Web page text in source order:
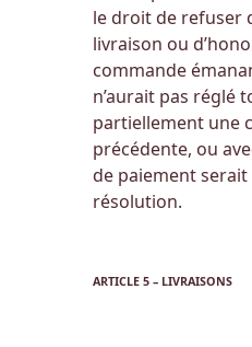
le droit de refuser
livraison ou
commande
n’aurait pas réglé
partiellement une
précédente, ou
de paiement
résolution.
ARTICLE 5 – LIVRAISONS